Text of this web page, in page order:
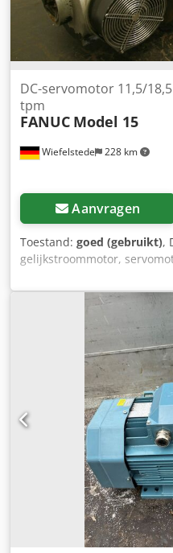
Wiefelstede 228 km
DC-servomotor 11,5/
tpm
FANUC Model 15
Aanvragen
Toestand: goed (gebruikt),
gelijkstroommotor,
Toerental: 1160/3500 tpm
- 79/96 A -
Bouwwijze: B3 - Extra
mm - Gewicht: 200 kg